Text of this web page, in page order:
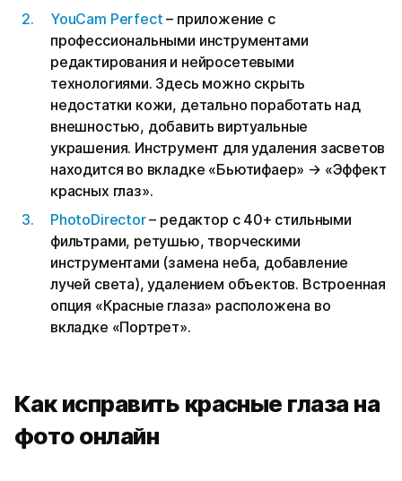
YouCam Perfect – приложение с
профессиональными инструментами
редактирования и нейросетевыми
технологиями. Здесь можно скрыть
недостатки кожи, детально поработать над
внешностью, добавить виртуальные
украшения. Инструмент для удаления засветов
находится во вкладке «Бьютифаер» → «Эффект
красных глаз».
PhotoDirector– редактор с 40+ стильными
фильтрами, ретушью, творческими
инструментами (замена неба, добавление
лучей света), удалением объектов. Встроенная
опция «Красные глаза» расположена во
вкладке «Портрет».
Как исправить красные глаза на
фото онлайн